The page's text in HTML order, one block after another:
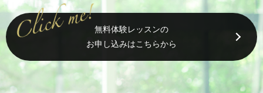
無料体験レッスンの
お申し込みはこちらから